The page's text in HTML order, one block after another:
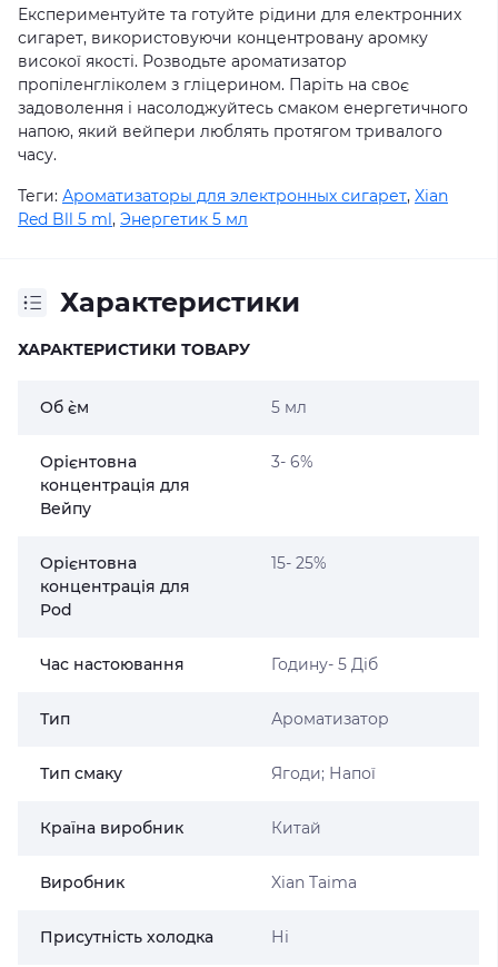
Експериментуйте та готуйте рідини для електронних
сигарет, використовуючи концентровану аромку
високої якості. Розводьте ароматизатор
пропіленгліколем з гліцерином. Паріть на своє
задоволення і насолоджуйтесь смаком енергетичного
напою, який вейпери люблять протягом тривалого
часу.
Теги: Ароматизаторы для электронных сигарет, Xian
Red Bll 5 ml, Энергетик 5 мл
Характеристики
ХАРАКТЕРИСТИКИ ТОВАРУ
Об `єм 5 мл
Орієнтовна
концентрація для
Вейпу
3- 6%
Орієнтовна
концентрація для
Pod
15- 25%
Час настоювання Годину- 5 Діб
Тип Ароматизатор
Тип смаку Ягоди; Напої
Країна виробник Китай
Виробник Xian Taima
Присутність холодка Ні